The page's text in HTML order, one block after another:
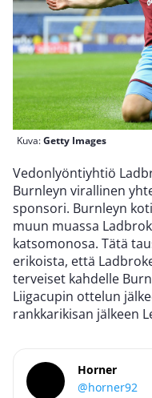
Kuva:Getty Images
Vedonlyöntiyhtiö
Burnleyn virallinen
sponsori. Burnleyn
muun muassa
katsomonosa. Tätä
erikoista, että
terveiset kahdelle
Liigacupin ottelun
rankkarikisan jälkeen
Horner
@horner92